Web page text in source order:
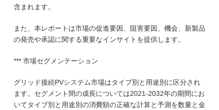
含まれます。
また、本レポートは市場の促進要因、阻害要因、機会、新製品
の発売や承認に関する重要なインサイトを提供します。
*** 市場セグメンテーション
グリッド接続PVシステム市場はタイプ別と用途別に区分され
ます。セグメント間の成長については2021-2032年の期間にお
いてタイプ別と用途別の消費額の正確な計算と予測を数量と金